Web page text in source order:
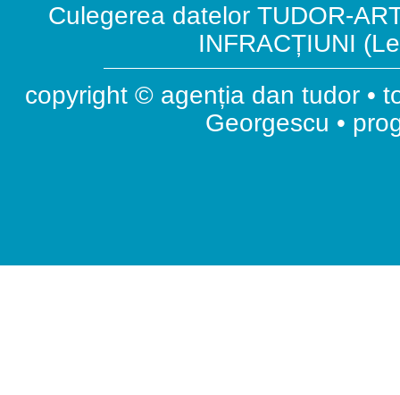
Culegerea datelor TUDOR-
INFRACȚIUNI
copyright © agenția dan tudor •
Georgescu •